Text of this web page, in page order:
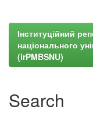
Інституційний
національного
(irPMBSNU)
Search